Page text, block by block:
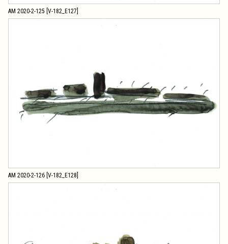
AM 2020-2-125 [V-182_E127]
AM 2020-2-126 [V-182_E128]